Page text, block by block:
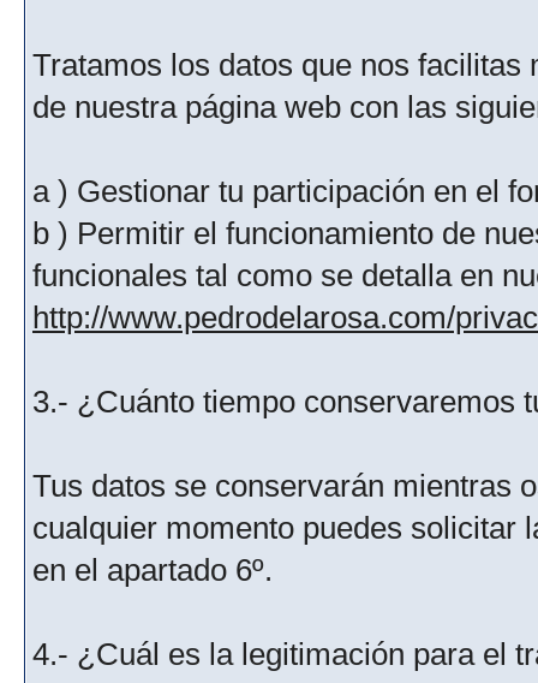
Tratamos los datos que nos
de nuestra página web con las
a ) Gestionar tu participación en el
b ) Permitir el funcionamiento de
funcionales tal como se detalla en
http://www.pedrodelarosa.com/
3.- ¿Cuánto tiempo conservaremos
Tus datos se conservarán mientras
cualquier momento puedes solicitar
en el apartado 6º.
4.- ¿Cuál es la legitimación para el